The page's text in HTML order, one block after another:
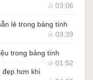
03:06
lẻ trong bảng tính
03:39
trong bảng tính
01:52
đẹp hơn khi